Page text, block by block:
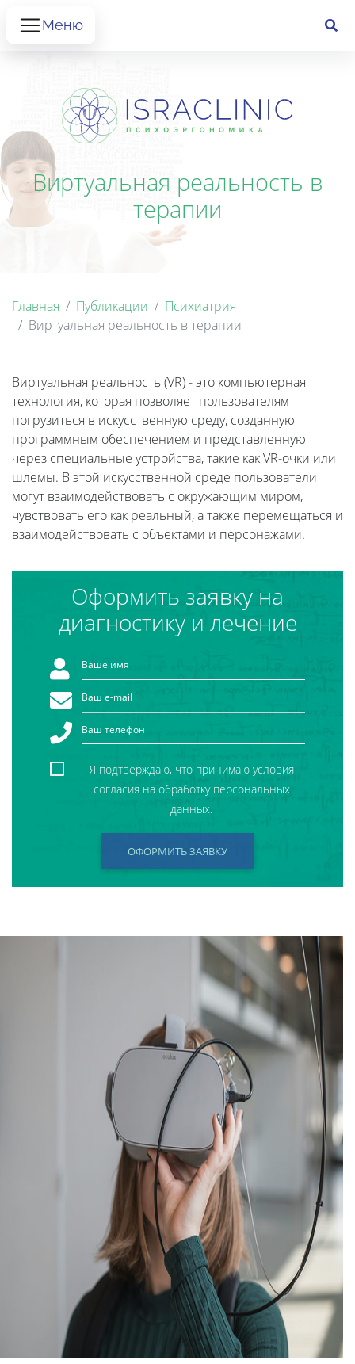
Меню
Виртуальная реальность в
терапии
Главная Публикации
Психиатрия
Виртуальная реальность в терапии
Виртуальная реальность (VR) - это компьютерная
технология, которая позволяет пользователям
погрузиться в искусственную среду, созданную
программным обеспечением и представленную
через специальные устройства, такие как VR-очки или
шлемы. В этой искусственной среде пользователи
могут взаимодействовать с окружающим миром,
чувствовать его как реальный, а также перемещаться и
взаимодействовать с объектами и персонажами.
Оформить заявку на
диагностику и лечение
Я подтверждаю, что принимаю условия
согласия на обработку персональных
данных.
ОФОРМИТЬ ЗАЯВКУ